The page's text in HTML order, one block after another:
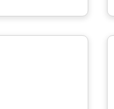
Condo/Appartement